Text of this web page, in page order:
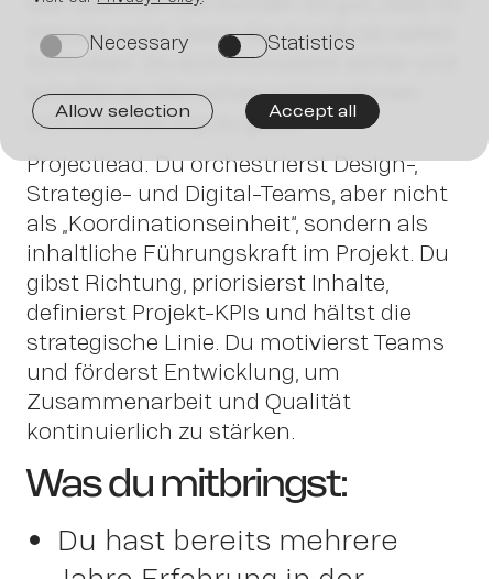
Join
us
Impulse setzt, bevor der Kunde sie selbst
formuliert. Du kommunizierst sicher und
schaffst es, Menschen mitzunehmen
und Orientierung zu geben.
Projectlead:Du orchestrierst Design-,
Strategie- und Digital-Teams, aber nicht
als „Koordinationseinheit“, sondern als
inhaltliche Führungskraft im Projekt. Du
gibst Richtung, priorisierst Inhalte,
definierst Projekt-KPIs und hältst die
strategische Linie. Du motivierst Teams
und förderst Entwicklung, um
Zusammenarbeit und Qualität
kontinuierlich zu stärken.
Was du mitbringst:
Du hast bereits mehrere
on Necessary on Statistics
Allow selection Accept all